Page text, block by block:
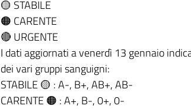
🟡 STABILE
🟠 CARENTE
🔴 URGENTE
I dati aggiornati a venerdì 13 gennaio
dei vari gruppi sanguigni:
STABILE 🟡 : A-, B+, AB+, AB-
CARENTE 🟠 : A+, B-, 0+, 0-